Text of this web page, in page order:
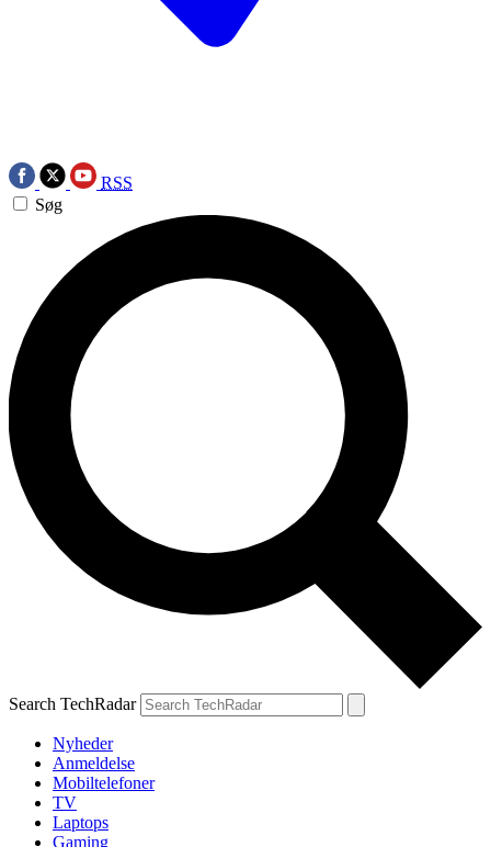
RSS
Søg
Search TechRadar
Nyheder
Anmeldelse
Mobiltelefoner
TV
Laptops
Gaming